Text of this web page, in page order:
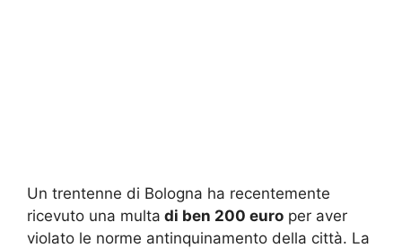
Un trentenne di Bologna ha recentemente
ricevuto una multa di ben 200 euro per aver
violato le norme antinquinamento della città. La